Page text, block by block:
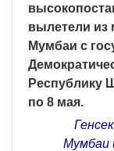
вылетели из
Мумбаи с
Республику
по 8 мая.
Мумбаи